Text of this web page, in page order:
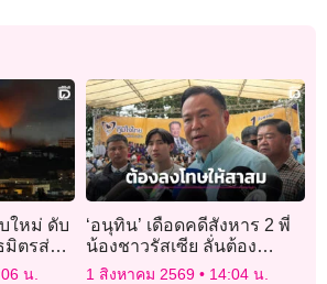
ใหม่ ดับ
มิตรส่ง
ากาศ
น.
‘อนุทิน’ เดือดคดีสังหาร 2 พี่
น้องชาวรัสเซีย ลั่นต้อง
ลงโทษสูงสุดให้สาสม
1 สิงหาคม 2569 14:04 น.